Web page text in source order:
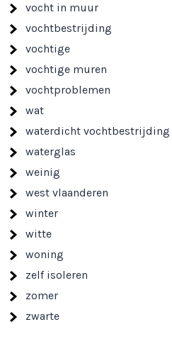
vocht in muur
vochtbestrijding
vochtige
vochtige muren
vochtproblemen
wat
waterdicht vochtbestrijding
waterglas
weinig
west vlaanderen
winter
witte
woning
zelf isoleren
zomer
zwarte